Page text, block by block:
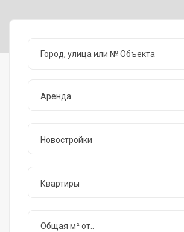
Аренда
Новостройки
Квартиры